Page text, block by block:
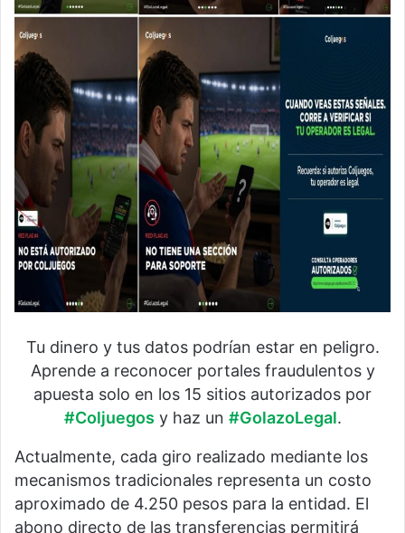
Tu dinero y tus datos podrían estar en peligro.
Aprende a reconocer portales fraudulentos y
apuesta solo en los 15 sitios autorizados por
#Coljuegos y haz un #GolazoLegal.
Actualmente, cada giro realizado mediante los
mecanismos tradicionales representa un costo
aproximado de 4.250 pesos para la entidad. El
abono directo de las transferencias permitirá